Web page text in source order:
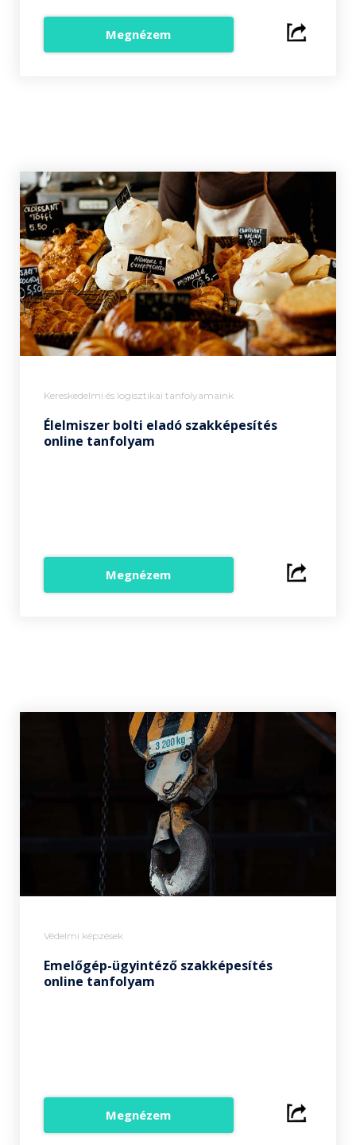
Megnézem
Kereskedelmi és logisztikai tanfolyamaink
Élelmiszer bolti eladó szakképesítés
online tanfolyam
Megnézem
Védelmi képzések
Emelőgép-ügyintéző szakképesítés
online tanfolyam
Megnézem